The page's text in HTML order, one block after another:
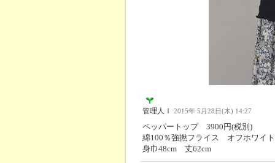
管理人Ｉ 2015年 5月28日(木) 14:27
ペッパートップ 3900円(税別)
綿100％強撚フライス オフホワイ
身巾48cm 丈62cm